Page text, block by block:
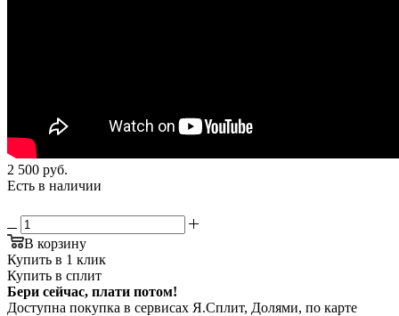
2 500 руб.
Есть в наличии
В корзину
Купить в 1 клик
Купить в сплит
Бери сейчас, плати потом!
Доступна покупка в сервисах Я.Сплит, Долями, по карте